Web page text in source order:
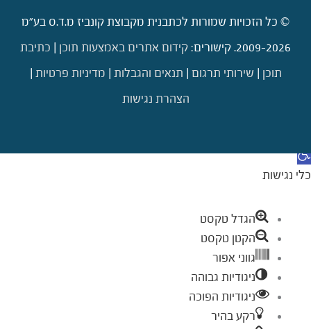
© כל הזכויות שמורות לכתבנית מקבוצת קונביז מ.ד.ס בע"מ
2009-2026. קישורים:
קידום אתרים באמצעות תוכן | כתיבת
תוכן | שירותי תרגום | תנאים והגבלות | מדיניות פרטיות |
הצהרת נגישות
פתח סרגל נגישות
כלי נגישות
הגדל טקסט
הקטן טקסט
גווני אפור
ניגודיות גבוהה
ניגודיות הפוכה
רקע בהיר